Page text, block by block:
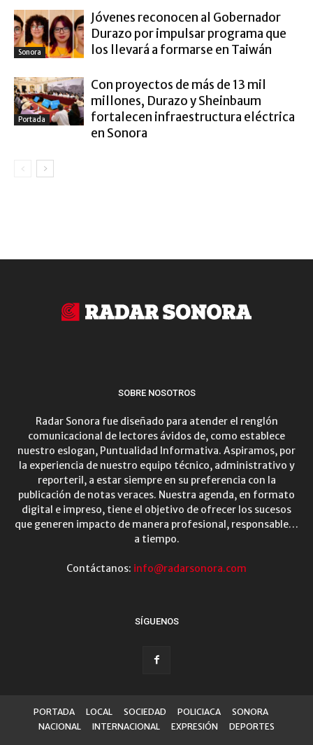
Sonora
Jóvenes reconocen al Gobernador
Durazo por impulsar programa que
los llevará a formarse en Taiwán
Portada
Con proyectos de más de 13 mil
millones, Durazo y Sheinbaum
fortalecen infraestructura eléctrica
en Sonora
SOBRE NOSOTROS
Radar Sonora fue diseñado para atender el renglón
comunicacional de lectores ávidos de, como establece
nuestro eslogan, Puntualidad Informativa. Aspiramos, por
la experiencia de nuestro equipo técnico, administrativo y
reporteril, a estar siempre en su preferencia con la
publicación de notas veraces. Nuestra agenda, en formato
digital e impreso, tiene el objetivo de ofrecer los sucesos
que generen impacto de manera profesional, responsable…
a tiempo.
Contáctanos: info@radarsonora.com
SÍGUENOS
PORTADA LOCAL SOCIEDAD POLICIACA
SONORA
NACIONAL
INTERNACIONAL EXPRESIÓN DEPORTES